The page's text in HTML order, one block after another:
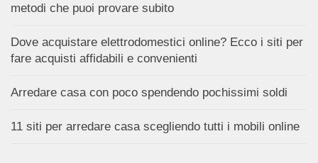
metodi che puoi provare subito
Dove acquistare elettrodomestici online? Ecco i siti per
fare acquisti affidabili e convenienti
Arredare casa con poco spendendo pochissimi soldi
11 siti per arredare casa scegliendo tutti i mobili online